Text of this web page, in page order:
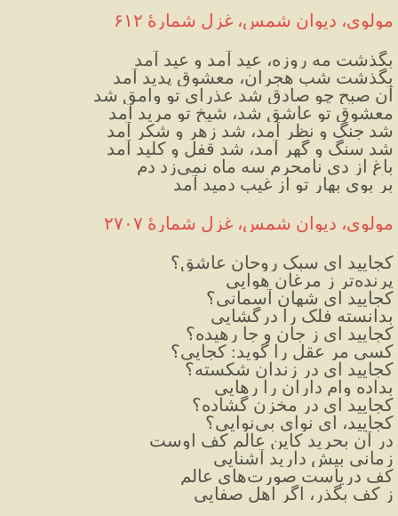
مولوی، دیوان شمس، غزل شمارهٔ ۶۱۲
بگذشت مه روزه، عید آمد و عید آمد
بگذشت شب هجران، معشوق پدید آمد
آن صبح چو صادق شد عذرای تو وامق شد
معشوق تو عاشق شد، شیخ تو مرید آمد
شد جنگ و نظر آمد، شد زهر و شکر آمد
شد سنگ و گهر آمد، شد قفل و کلید آمد
باغ از دی نامحرم سه ماه نمی‌زد دم
بر بوی بهار تو از غیب دمید آمد
مولوی، دیوان شمس، غزل شمارهٔ ۲۷۰۷
کجایید ای سبک روحان عاشق؟
پرنده‌تر ز مرغان هوایی
کجایید ای شهان آسمانی؟
بدانسته فلک را درگشایی
کجایید ای ز جان و جا رهیده؟
کسی مر عقل را گوید: کجایی؟
کجایید ای در زندان شکسته؟
بداده وام داران را رهایی
کجایید ای در مخزن گشاده؟
کجایید، ای نوای بی‌نوایی؟
در آن بحرید کاین عالم کف اوست
زمانی بیش دارید آشنایی
کف دریاست صورت‌های عالم
ز کف بگذر، اگر اهل صفایی